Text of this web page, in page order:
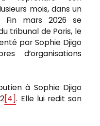
mois, dans un
Fin mars 2026 se
tribunal de Paris, le
par Sophie Djigo
d’organisations
à Sophie Djigo
[4]. Elle lui redit son